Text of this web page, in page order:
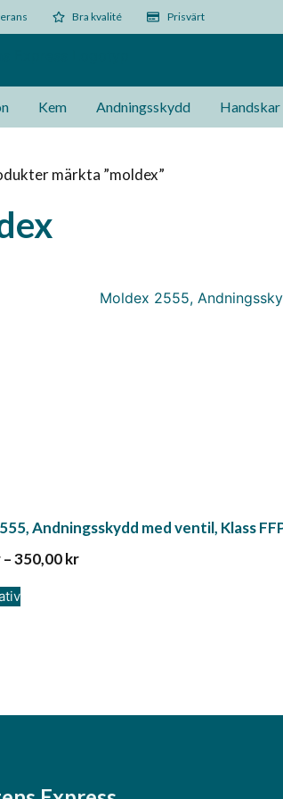
Bra kvalité Prisvärt
Kem Andningsskydd Handskar
märkta ”moldex”
Andningsskydd med ventil, Klass
–350,00kr